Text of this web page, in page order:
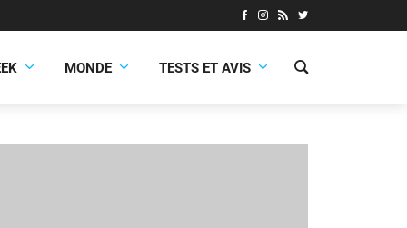
MONDE TESTS ET AVIS